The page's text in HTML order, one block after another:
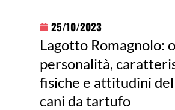
25/10/2023
Lagotto Romagnolo:
personalità,
fisiche e attitudini
cani da tartufo